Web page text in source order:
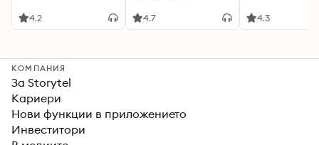
4.2 4.7 4.3
КОМПАНИЯ
За Storytel
Кариери
Нови функции в приложението
Инвеститори